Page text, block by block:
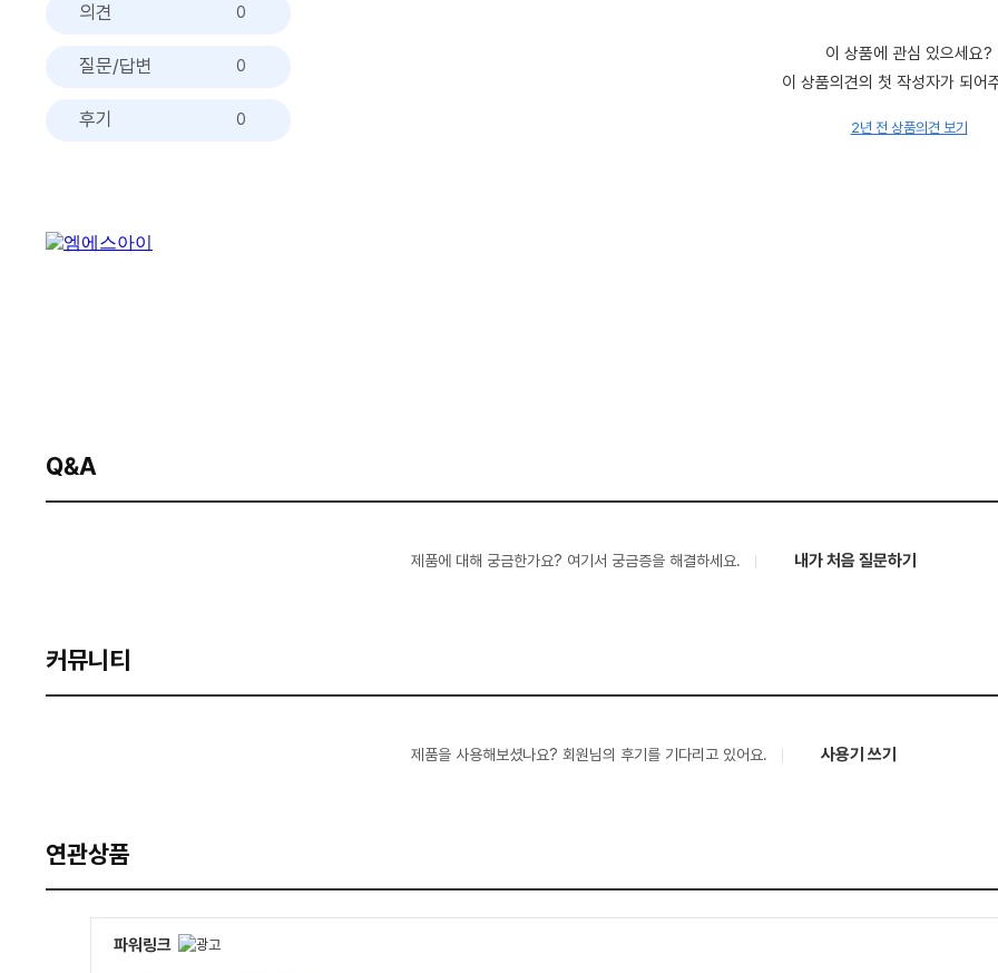
의견 0
질문/답변 0
후기 0
이 상품에 관심 있으세요?
이 상품의견의 첫 작성자가 되어
2년 전 상품의견 보기
Q&A
제품에 대해 궁금한가요? 여기서 궁금증을 해결하세요. 내가 처음 질문하기
커뮤니티
제품을 사용해보셨나요? 회원님의 후기를 기다리고 있어요. 사용기 쓰기
연관상품
파워링크